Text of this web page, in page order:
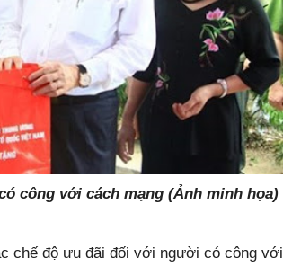
công với cách mạng (Ảnh minh họa)
chế độ ưu đãi đối với người có công với